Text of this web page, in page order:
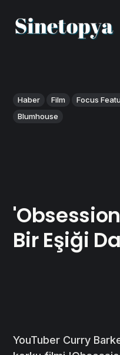
Haber Film Focus
Blumhouse
Bir Eşiği
YouTuber Curry